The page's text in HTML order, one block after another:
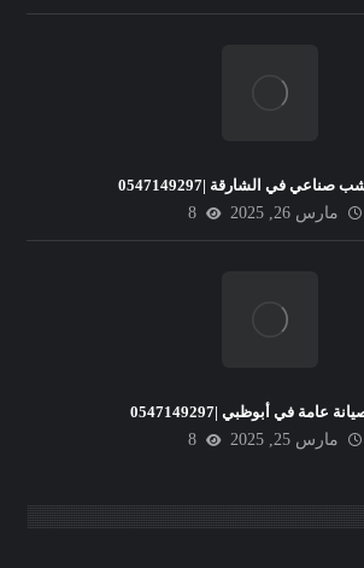
في الشارقة |0547149297
مارس 26, 2025
8
عامة في أبوظبي |0547149297
مارس 25, 2025
8